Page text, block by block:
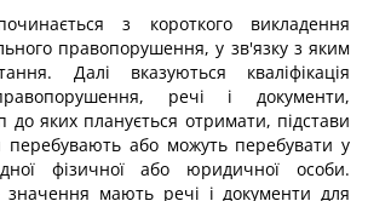
з короткого викладення
правопорушення, у зв'язку з яким
Далі вказуються кваліфікація
речі і документи,
до яких планується отримати, підстави
або можуть перебувати у
фізичної або юридичної особи.
значення мають речі і документи для